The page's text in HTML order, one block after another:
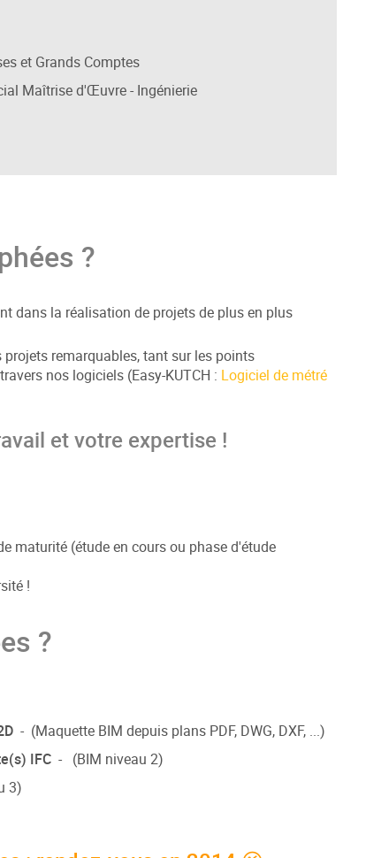
et Grands Comptes
Maîtrise d'Œuvre - Ingénierie
?
dans la réalisation de projets de plus en plus
remarquables, tant sur les points
nos logiciels (Easy-KUTCH : Logiciel de métré
et votre expertise !
maturité (étude en cours ou phase d'étude
!
?
- (Maquette BIM depuis plans PDF, DWG, DXF, ...)
IFC - (BIM niveau 2)
3)